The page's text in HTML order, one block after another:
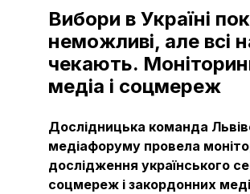
Вибори в Україні
неможливі, але всі
чекають.
медіа і соцмереж
Дослідницька команда
медіафоруму провела
дослідження українського
соцмереж і закордонних